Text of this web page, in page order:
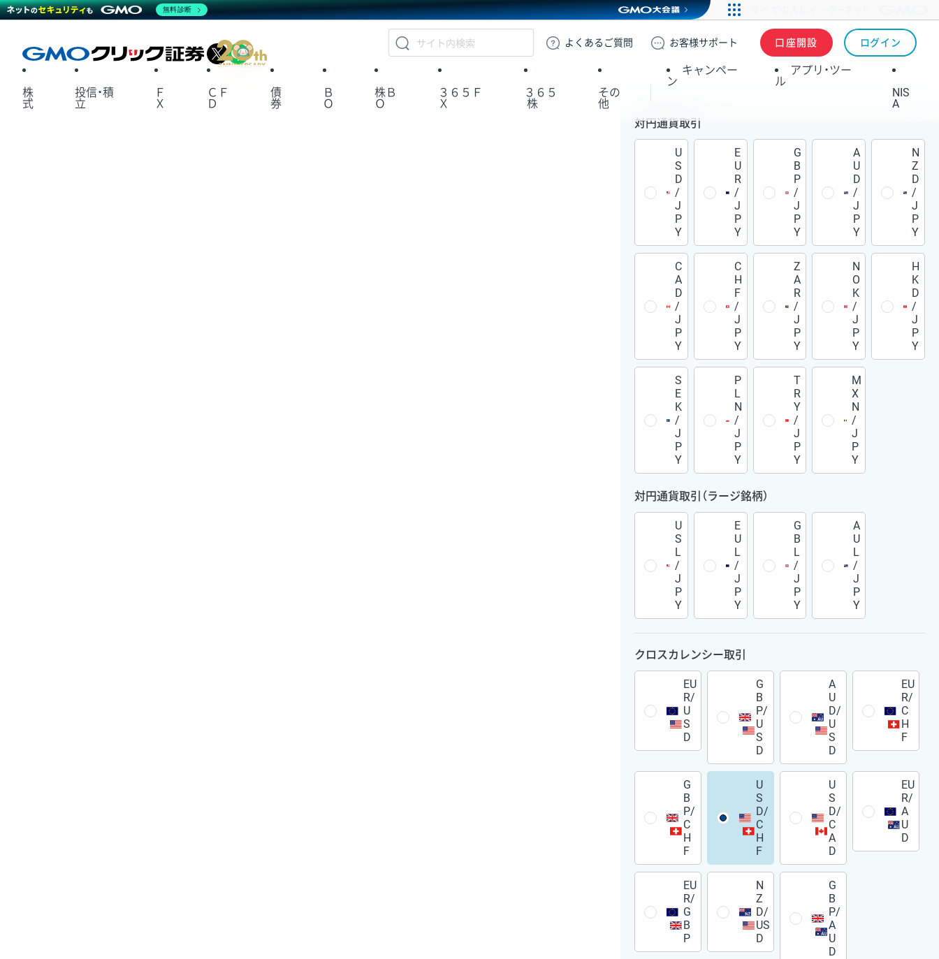
GMOクリック証券
よくある ご質問 お客様サポート 口座開設 ログイン
X
株
式
投信・積
立
Ｆ
Ｘ
ＣＦ
Ｄ
債
券
Ｂ
Ｏ
株Ｂ
Ｏ
３６５Ｆ
Ｘ
３６５
株
その
他
キャンペー
ン
アプリ・ツー
ル
NIS
A
対円通貨取引
U
S
D
/
J
P
Y
E
U
R
/
J
P
Y
G
B
P
/
J
P
Y
A
U
D
/
J
P
Y
N
Z
D
/
J
P
Y
C
A
D
/
J
P
Y
C
H
F
/
J
P
Y
Z
A
R
/
J
P
Y
N
O
K
/
J
P
Y
H
K
D
/
J
P
Y
S
E
K
/
J
P
Y
P
L
N
/
J
P
Y
T
R
Y
/
J
P
Y
M
X
N
/
J
P
Y
対円通貨取引（ラージ銘柄）
U
S
L
/
J
P
Y
E
U
L
/
J
P
Y
G
B
L
/
J
P
Y
A
U
L
/
J
P
Y
クロスカレンシー取引
EU
R/
U
S
D
G
B
P/
U
S
D
A
U
D/
U
S
D
EU
R/
C
H
F
G
B
P/
C
H
F
U
S
D/
C
H
F
U
S
D/
C
A
D
EU
R/
A
U
D
EU
R/
G
B
P
N
Z
D/
US
D
G
B
P/
A
U
D
無料診断